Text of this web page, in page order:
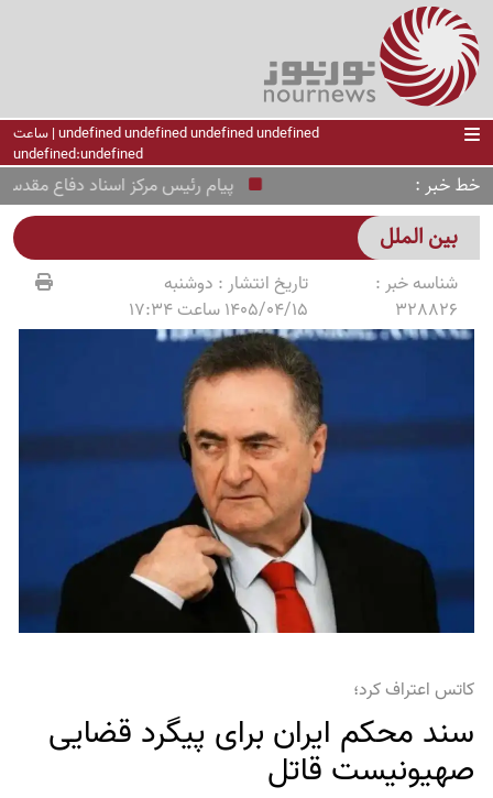
undefined undefined undefined undefined | ساعت
undefined:undefined
خط خبر پیام رئیس مرکز اسناد دفاع مقدس به
بین الملل
شناسه خبر :
328826
تاریخ انتشار : دوشنبه
1405/04/15 ساعت 17:34
کاتس اعتراف کرد؛
سند محکم ایران برای پیگرد قضایی
صهیونیست قاتل